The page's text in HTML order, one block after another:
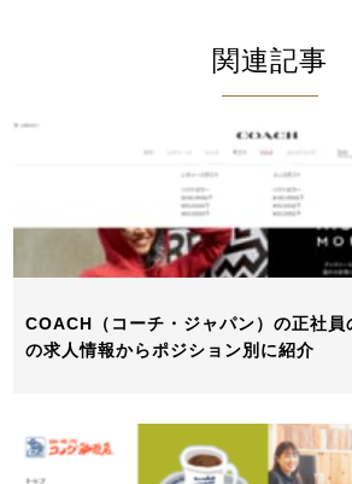
関連記事
COACH（コーチ・ジャパン）の正社員
の求人情報からポジション別に紹介